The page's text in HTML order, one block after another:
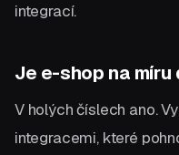
integrací.
Je e-shop na
V holých číslech ano.
integracemi, které